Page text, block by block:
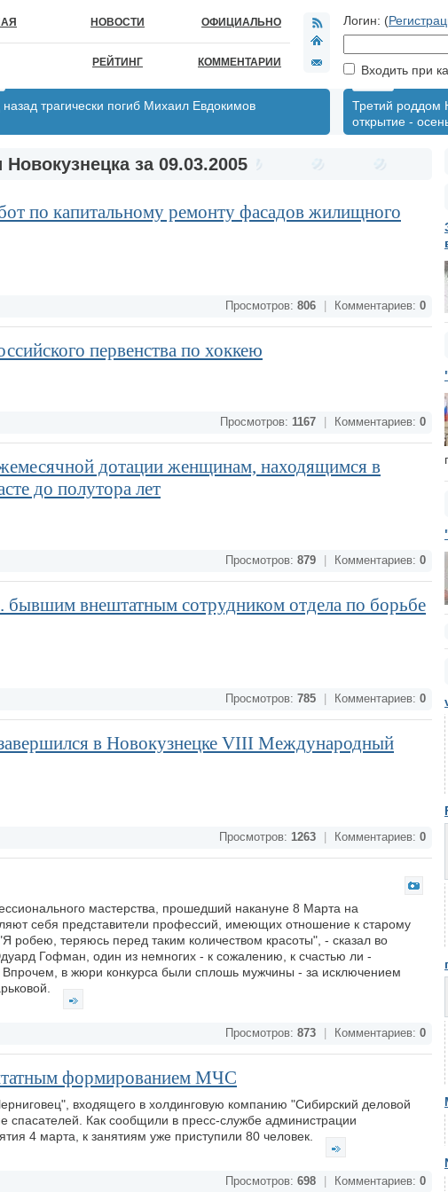
НОВОСТИ ОФИЦИАЛЬНО
РЕЙТИНГ КОММЕНТАРИИ
Логин: (
Входить при
назад трагически погиб Михаил Евдокимов
Третий роддом
открытие -
Новокузнецка за 09.03.2005
по капитальному ремонту фасадов жилищного
Просмотров: 806 Комментариев: 0
первенства по хоккею
Просмотров: 1167 Комментариев: 0
дотации женщинам, находящимся в
до полутора лет
Просмотров: 879 Комментариев: 0
бывшим внештатным сотрудником отдела по борьбе
Просмотров: 785 Комментариев: 0
в Новокузнецке VIII Международный
Просмотров: 1263 Комментариев: 0
мастерства, прошедший накануне 8 Марта на
себя представители профессий, имеющих отношение к старому
робею, теряюсь перед таким количеством красоты", - сказал во
Гофман, один из немногих - к сожалению, к счастью ли -
Впрочем, в жюри конкурса были сплошь мужчины - за исключением
Просмотров: 873 Комментариев: 0
формированием МЧС
входящего в холдинговую компанию "Сибирский деловой
Как сообщили в пресс-службе администрации
4 марта, к занятиям уже приступили 80 человек.
Просмотров: 698 Комментариев: 0